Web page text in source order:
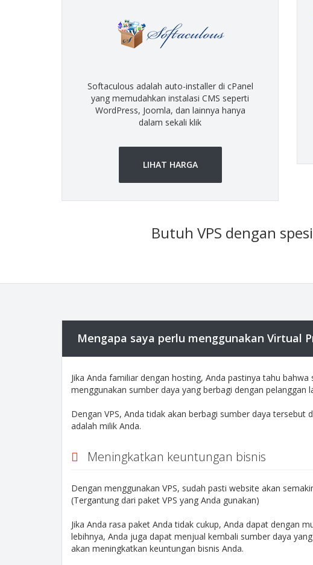
Softaculous adalah auto-installer di cPanel
yang memudahkan instalasi CMS seperti
WordPress, Joomla, dan lainnya hanya
dalam sekali klik
LIHAT HARGA
Butuh VPS dengan
Mengapa saya perlu menggunakan Virtual
Jika Anda familiar dengan hosting, Anda pastinya tahu
menggunakan sumber daya yang berbagi dengan pelanggan
Dengan VPS, Anda tidak akan berbagi sumber daya tersebut
adalah milik Anda.
Meningkatkan keuntungan bisnis
Dengan menggunakan VPS, sudah pasti website akan
(Tergantung dari paket VPS yang Anda gunakan)
Jika Anda rasa paket Anda tidak cukup, Anda dapat dengan
lebihnya, Anda juga dapat menjual kembali sumber daya
akan meningkatkan keuntungan bisnis Anda.